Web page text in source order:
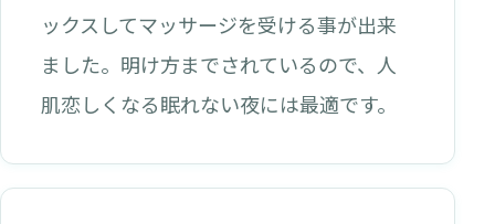
ックスしてマッサージを受ける事が出来
ました。明け方までされているので、人
肌恋しくなる眠れない夜には最適です。